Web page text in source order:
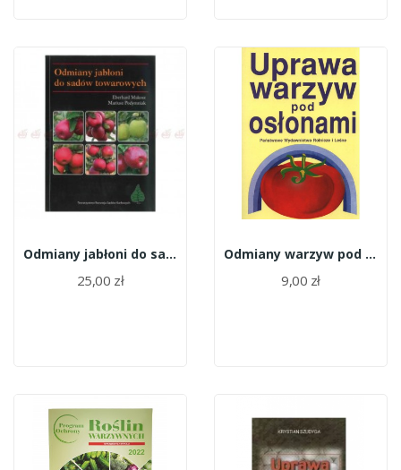
Odmiany jabłoni do sadów towarowych
25,00 zł
Odmiany warzyw pod osłonami
9,00 zł